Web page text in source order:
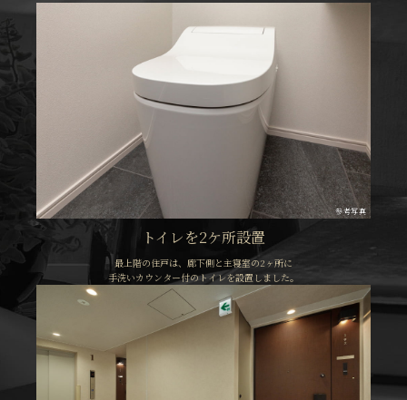
参考写真
トイレを2ケ所設置
最上階の住戸は、廊下側と主寝室の2ヶ所に
手洗いカウンター付のトイレを設置しました。